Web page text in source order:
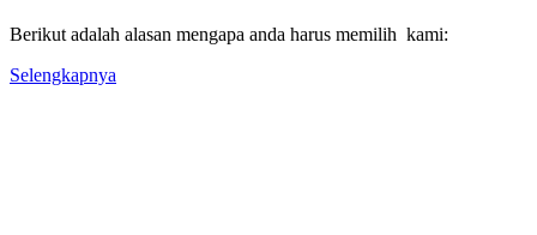
Berikut adalah alasan mengapa anda harus memilih kami:
Selengkapnya